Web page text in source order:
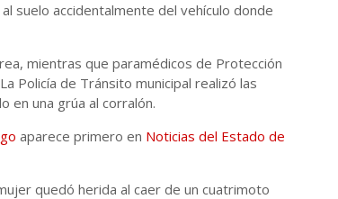
suelo accidentalmente del vehículo donde
mientras que paramédicos de Protección
Policía de Tránsito municipal realizó las
en una grúa al corralón.
aparece primero en Noticias del Estado de
quedó herida al caer de un cuatrimoto